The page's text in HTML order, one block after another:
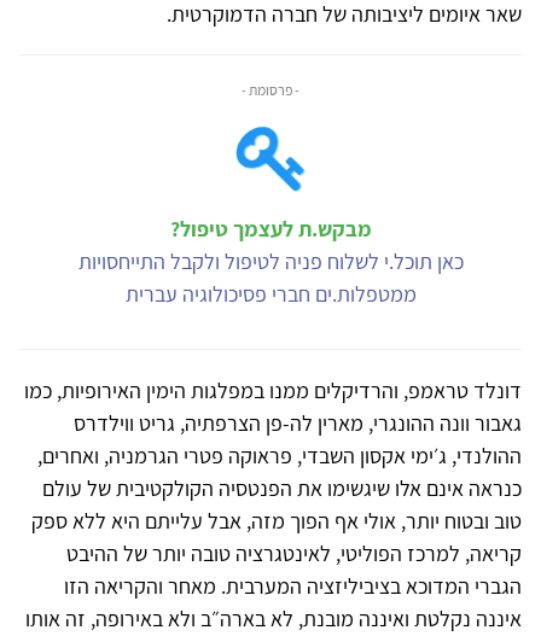
שאר איומים ליציבותה של חברה הדמוקרטית.
- פרסומת -
מבקש.ת לעצמך טיפול?
כאן תוכל.י לשלוח פניה לטיפול ולקבל התייחסויות
ממטפלות.ים חברי פסיכולוגיה עברית
דונלד טראמפ, והרדיקלים ממנו במפלגות הימין האירופיות, כמו
גאבור וונה ההונגרי, מארין לה-פן הצרפתיה, גריט ווילדרס
ההולנדי, ג׳ימי אקסון השבדי, פראוקה פטרי הגרמניה, ואחרים,
כנראה אינם אלו שיגשימו את הפנטסיה הקולקטיבית של עולם
טוב ובטוח יותר, אולי אף הפוך מזה, אבל עלייתם היא ללא ספק
קריאה, למרכז הפוליטי, לאינטגרציה טובה יותר של ההיבט
הגברי המדוכא בציביליזציה המערבית. מאחר והקריאה הזו
איננה נקלטת ואיננה מובנת, לא בארה״ב ולא באירופה, זה אותו